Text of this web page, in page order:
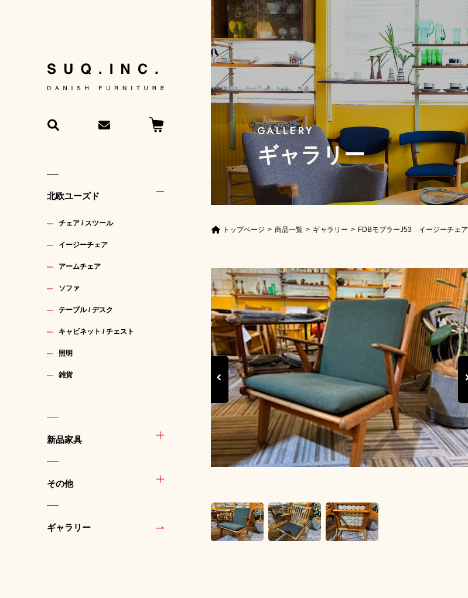
北欧ユーズド
チェア / スツール
イージーチェア
アームチェア
ソファ
テーブル / デスク
キャビネット / チェスト
照明
雑貨
新品家具
その他
ギャラリー
ギャラリー
トップページ 商品一覧 ギャラリー FDBモブラーJ53 イージーチェア
Previous